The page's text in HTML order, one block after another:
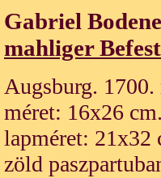
Gabriel
mahliger
Augsburg. 1700.
méret: 16x26
lapméret: 21x32
zöld